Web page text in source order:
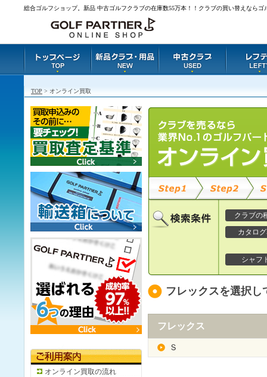
総合ゴルフショップ。新品 中古ゴルフクラブの在庫数55万本！！クラブの買い替えなら
TOP > オンライン買取
クラブの
カタロ
シャフ
フレックスを選択し
フレックス
Ｓ
オンライン買取の流れ